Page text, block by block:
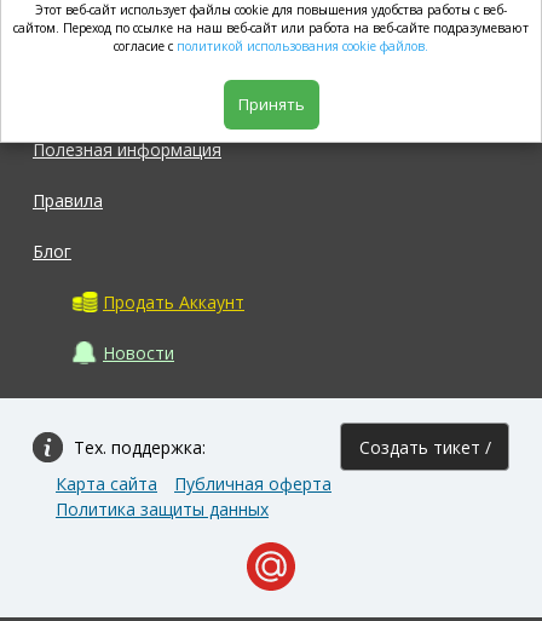
market.com
Полезная информация
Правила
Блог
Продать Аккаунт
Новости
Тех. поддержка: Создать тикет /
Карта сайта
Публичная оферта
Политика защиты данных
Этот веб-сайт использует файлы cookie для повышения удобства работы с веб-
сайтом. Переход по ссылке на наш веб-сайт или работа на веб-сайте подразумевают
согласие с политикой использования cookie файлов.
Принять